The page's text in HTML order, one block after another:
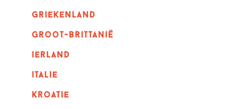
griekenland
Groot-Brittanië
ierland
italie
kroatie